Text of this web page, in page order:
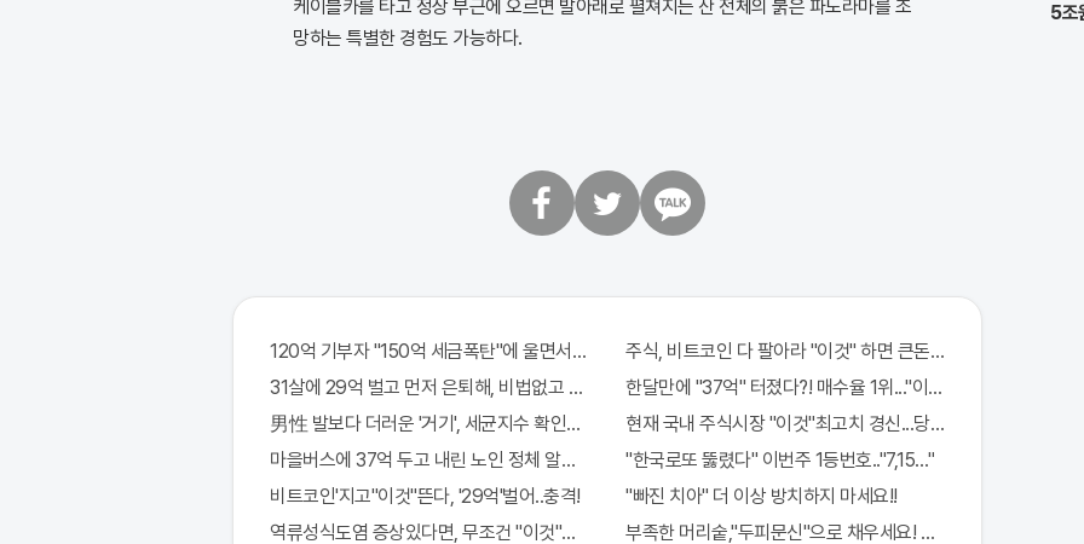
케이블카를 타고 정상 부근에 오르면 발아래로 펼쳐지는 산 전체의 붉은 파노라마를 조
망하는 특별한 경험도 가능하다.
북
톡
120억 기부자 "150억 세금폭탄"에 울면서 한 말이..!
31살에 29억 벌고 먼저 은퇴해, 비법없고 규칙만 지켰다!
男性 발보다 더러운 '거기', 세균지수 확인해보니..충격!
마을버스에 37억 두고 내린 노인 정체 알고보니..!
비트코인'지고"이것"뜬다, '29억'벌어..충격!
역류성식도염 증상있다면, 무조건 "이것"의심하세요. 간단치료법 나왔다!
주식, 비트코인 다 팔아라 "이것" 하면 큰돈 번다!
한달만에 "37억" 터졌다?! 매수율 1위..."이종목" 당장사라!
현재 국내 주식시장 "이것"최고치 경신...당장 매수해라!!
"한국로또 뚫렸다" 이번주 1등번호.."7,15…"
"빠진 치아" 더 이상 방치하지 마세요!!
부족한 머리숱,"두피문신"으로 채우세요! 글로웰의원 의)96837
5조